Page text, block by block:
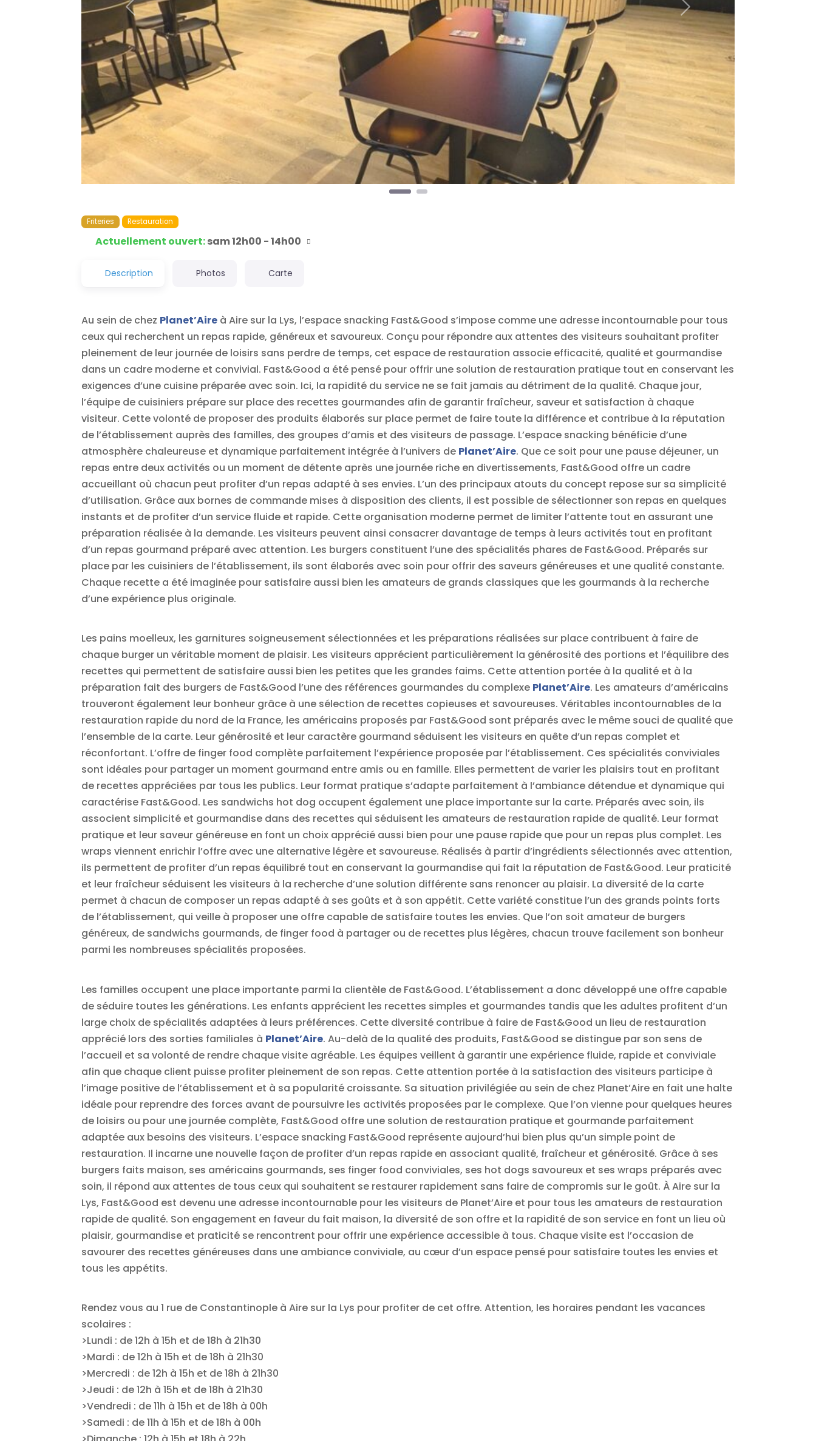
Précédent Suivant
Friteries Restauration
Actuellement ouvert:sam 12h00 - 14h00
Description Photos Carte
Au sein de chez Planet’Aire à Aire sur la Lys, l’espace snacking Fast&Good s’impose comme une adresse incontournable pour tous
ceux qui recherchent un repas rapide, généreux et savoureux. Conçu pour répondre aux attentes des visiteurs souhaitant profiter
pleinement de leur journée de loisirs sans perdre de temps, cet espace de restauration associe efficacité, qualité et gourmandise
dans un cadre moderne et convivial. Fast&Good a été pensé pour offrir une solution de restauration pratique tout en conservant les
exigences d’une cuisine préparée avec soin. Ici, la rapidité du service ne se fait jamais au détriment de la qualité. Chaque jour,
l’équipe de cuisiniers prépare sur place des recettes gourmandes afin de garantir fraîcheur, saveur et satisfaction à chaque
visiteur. Cette volonté de proposer des produits élaborés sur place permet de faire toute la différence et contribue à la réputation
de l’établissement auprès des familles, des groupes d’amis et des visiteurs de passage. L’espace snacking bénéficie d’une
atmosphère chaleureuse et dynamique parfaitement intégrée à l’univers de Planet’Aire. Que ce soit pour une pause déjeuner, un
repas entre deux activités ou un moment de détente après une journée riche en divertissements, Fast&Good offre un cadre
accueillant où chacun peut profiter d’un repas adapté à ses envies. L’un des principaux atouts du concept repose sur sa simplicité
d’utilisation. Grâce aux bornes de commande mises à disposition des clients, il est possible de sélectionner son repas en quelques
instants et de profiter d’un service fluide et rapide. Cette organisation moderne permet de limiter l’attente tout en assurant une
préparation réalisée à la demande. Les visiteurs peuvent ainsi consacrer davantage de temps à leurs activités tout en profitant
d’un repas gourmand préparé avec attention. Les burgers constituent l’une des spécialités phares de Fast&Good. Préparés sur
place par les cuisiniers de l’établissement, ils sont élaborés avec soin pour offrir des saveurs généreuses et une qualité constante.
Chaque recette a été imaginée pour satisfaire aussi bien les amateurs de grands classiques que les gourmands à la recherche
d’une expérience plus originale.
Les pains moelleux, les garnitures soigneusement sélectionnées et les préparations réalisées sur place contribuent à faire de
chaque burger un véritable moment de plaisir. Les visiteurs apprécient particulièrement la générosité des portions et l’équilibre des
recettes qui permettent de satisfaire aussi bien les petites que les grandes faims. Cette attention portée à la qualité et à la
préparation fait des burgers de Fast&Good l’une des références gourmandes du complexe Planet’Aire. Les amateurs d’américains
trouveront également leur bonheur grâce à une sélection de recettes copieuses et savoureuses. Véritables incontournables de la
restauration rapide du nord de la France, les américains proposés par Fast&Good sont préparés avec le même souci de qualité que
l’ensemble de la carte. Leur générosité et leur caractère gourmand séduisent les visiteurs en quête d’un repas complet et
réconfortant. L’offre de finger food complète parfaitement l’expérience proposée par l’établissement. Ces spécialités conviviales
sont idéales pour partager un moment gourmand entre amis ou en famille. Elles permettent de varier les plaisirs tout en profitant
de recettes appréciées par tous les publics. Leur format pratique s’adapte parfaitement à l’ambiance détendue et dynamique qui
caractérise Fast&Good. Les sandwichs hot dog occupent également une place importante sur la carte. Préparés avec soin, ils
associent simplicité et gourmandise dans des recettes qui séduisent les amateurs de restauration rapide de qualité. Leur format
pratique et leur saveur généreuse en font un choix apprécié aussi bien pour une pause rapide que pour un repas plus complet. Les
wraps viennent enrichir l’offre avec une alternative légère et savoureuse. Réalisés à partir d’ingrédients sélectionnés avec attention,
ils permettent de profiter d’un repas équilibré tout en conservant la gourmandise qui fait la réputation de Fast&Good. Leur praticité
et leur fraîcheur séduisent les visiteurs à la recherche d’une solution différente sans renoncer au plaisir. La diversité de la carte
permet à chacun de composer un repas adapté à ses goûts et à son appétit. Cette variété constitue l’un des grands points forts
de l’établissement, qui veille à proposer une offre capable de satisfaire toutes les envies. Que l’on soit amateur de burgers
généreux, de sandwichs gourmands, de finger food à partager ou de recettes plus légères, chacun trouve facilement son bonheur
parmi les nombreuses spécialités proposées.
Les familles occupent une place importante parmi la clientèle de Fast&Good. L’établissement a donc développé une offre capable
de séduire toutes les générations. Les enfants apprécient les recettes simples et gourmandes tandis que les adultes profitent d’un
large choix de spécialités adaptées à leurs préférences. Cette diversité contribue à faire de Fast&Good un lieu de restauration
apprécié lors des sorties familiales à Planet’Aire. Au-delà de la qualité des produits, Fast&Good se distingue par son sens de
l’accueil et sa volonté de rendre chaque visite agréable. Les équipes veillent à garantir une expérience fluide, rapide et conviviale
afin que chaque client puisse profiter pleinement de son repas. Cette attention portée à la satisfaction des visiteurs participe à
l’image positive de l’établissement et à sa popularité croissante. Sa situation privilégiée au sein de chez Planet’Aire en fait une halte
idéale pour reprendre des forces avant de poursuivre les activités proposées par le complexe. Que l’on vienne pour quelques heures
de loisirs ou pour une journée complète, Fast&Good offre une solution de restauration pratique et gourmande parfaitement
adaptée aux besoins des visiteurs. L’espace snacking Fast&Good représente aujourd’hui bien plus qu’un simple point de
restauration. Il incarne une nouvelle façon de profiter d’un repas rapide en associant qualité, fraîcheur et générosité. Grâce à ses
burgers faits maison, ses américains gourmands, ses finger food conviviales, ses hot dogs savoureux et ses wraps préparés avec
soin, il répond aux attentes de tous ceux qui souhaitent se restaurer rapidement sans faire de compromis sur le goût. À Aire sur la
Lys, Fast&Good est devenu une adresse incontournable pour les visiteurs de Planet’Aire et pour tous les amateurs de restauration
rapide de qualité. Son engagement en faveur du fait maison, la diversité de son offre et la rapidité de son service en font un lieu où
plaisir, gourmandise et praticité se rencontrent pour offrir une expérience accessible à tous. Chaque visite est l’occasion de
savourer des recettes généreuses dans une ambiance conviviale, au cœur d’un espace pensé pour satisfaire toutes les envies et
tous les appétits.
Rendez vous au 1 rue de Constantinople à Aire sur la Lys pour profiter de cet offre. Attention, les horaires pendant les vacances
scolaires :
>Lundi : de 12h à 15h et de 18h à 21h30
>Mardi : de 12h à 15h et de 18h à 21h30
>Mercredi : de 12h à 15h et de 18h à 21h30
>Jeudi : de 12h à 15h et de 18h à 21h30
>Vendredi : de 11h à 15h et de 18h à 00h
>Samedi : de 11h à 15h et de 18h à 00h